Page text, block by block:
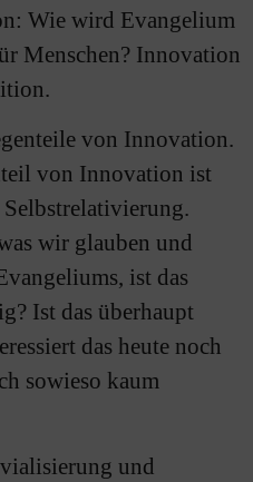
Wie wird Evangelium
Menschen? Innovation
von Innovation.
von Innovation ist
wir glauben und
ist das
Ist das überhaupt
das heute noch
sowieso kaum
und